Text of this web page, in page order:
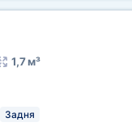
1,7 м³
Задня